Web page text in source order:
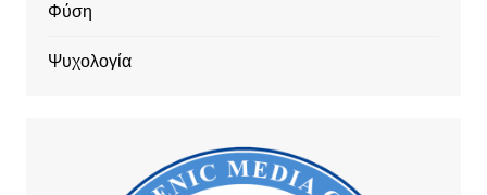
Φύση
Ψυχολογία